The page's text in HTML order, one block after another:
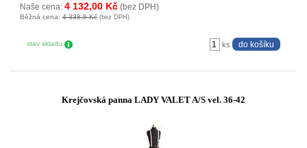
Naše cena: 4 132,00 Kč (bez DPH)
Běžná cena: 4 338,6 Kč (bez DPH)
stav skladu ks
Krejčovská panna LADY VALET A/S vel. 36-42